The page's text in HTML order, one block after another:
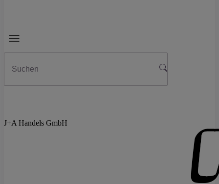
J+A Handels GmbH